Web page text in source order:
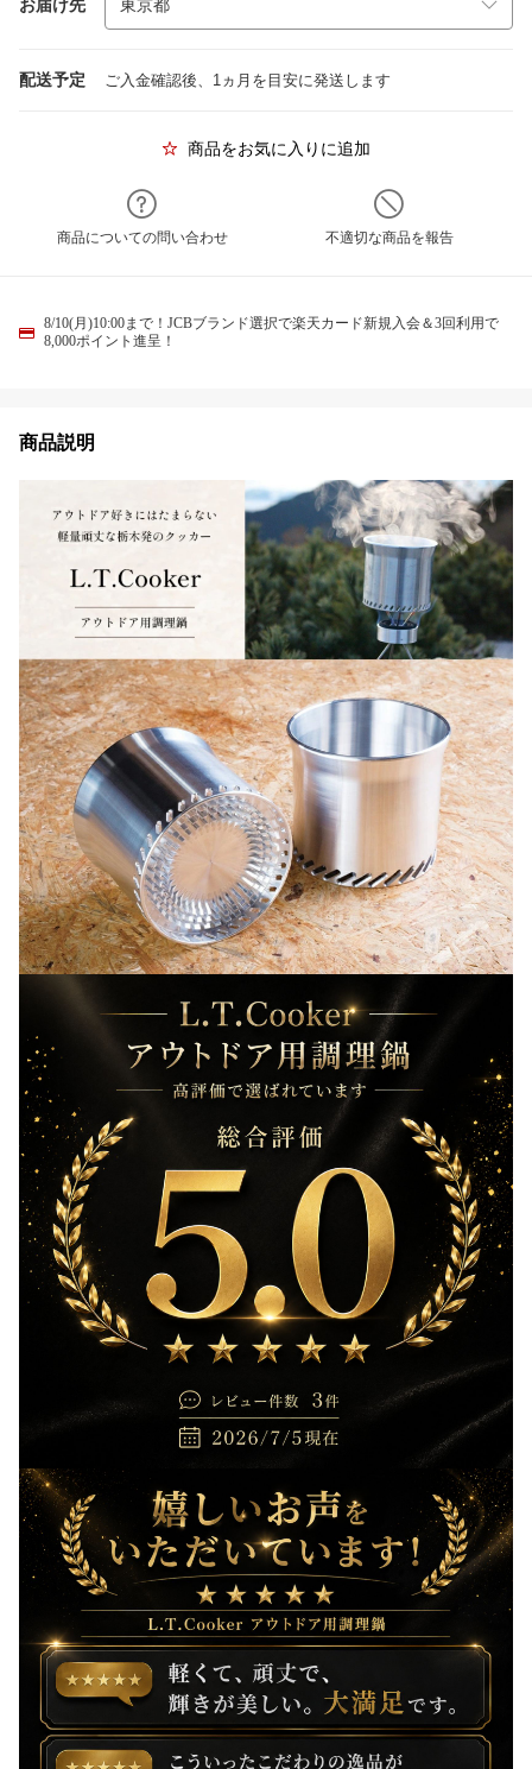
お届け先
配送予定 ご入金確認後、1ヵ月を目安に発送します
商品をお気に入りに追加
商品についての問い合わせ 不適切な商品を報告
8/10(月)10:00まで！JCBブランド選択で楽天カード新規入会＆3回利用で
8,000ポイント進呈！
商品説明